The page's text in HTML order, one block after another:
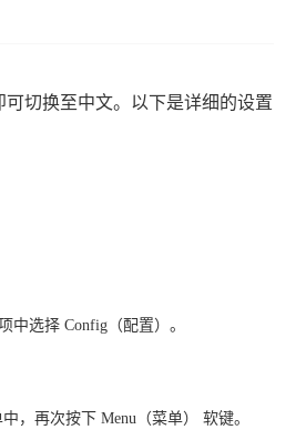
切换至中文。以下是详细的设置
中选择 Config（配置） 。
，再次按下 Menu（菜单） 软键。